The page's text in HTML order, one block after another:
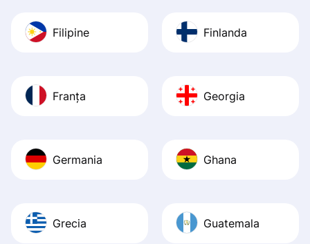
Filipine Finlanda
Franța Georgia
Germania Ghana
Grecia Guatemala